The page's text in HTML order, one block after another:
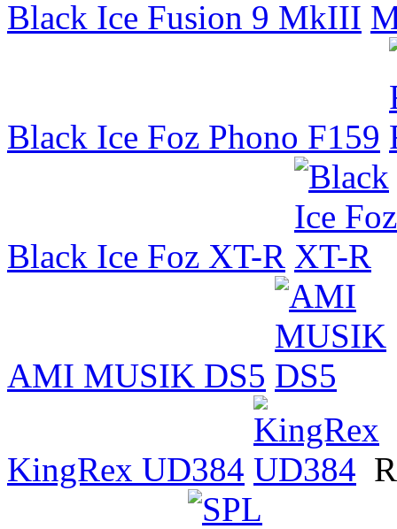
Black Ice Fusion 9 MkIII
Black Ice Foz Phono F159
Black Ice Foz XT-R
AMI MUSIK DS5
KingRex UD384